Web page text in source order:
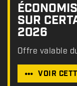
SUR
2026
Offre valable
VOIR